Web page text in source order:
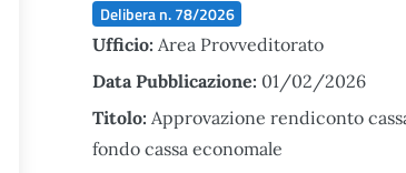
Delibera n. 78/2026
Ufficio: Area Provveditorato
Data Pubblicazione: 01/02/2026
Titolo: Approvazione rendiconto
fondo cassa economale